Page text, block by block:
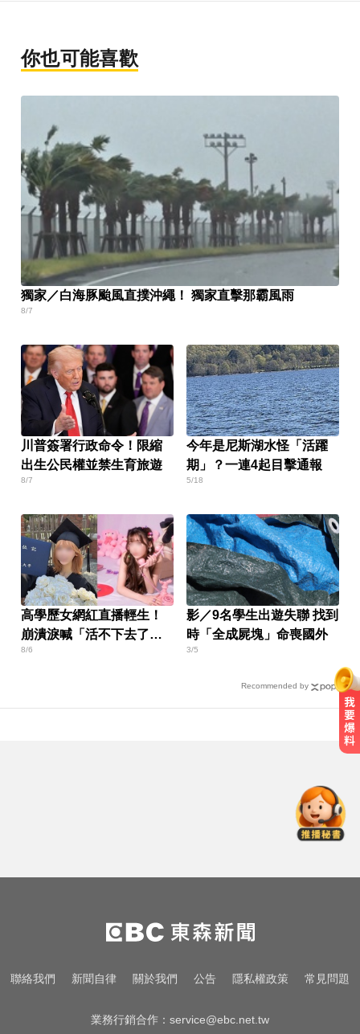
你也可能喜歡
獨家／白海豚颱風直撲沖繩！ 獨家直擊那霸風雨
8/7
川普簽署行政命令！限縮
出生公民權並禁生育旅遊
8/7
今年是尼斯湖水怪「活躍
期」？一連4起目擊通報
5/18
高學歷女網紅直播輕生！
崩潰淚喊「活不下去了」
仍遭網暴
8/6
影／9名學生出遊失聯 找到
時「全成屍塊」命喪國外
3/5
Recommended by
支持政府政策
NBA／灰熊前鋒克拉克死因出爐 法
醫認定毒品意外
台中市長選情！江啟臣38.2%領先何
聯絡我們 新聞自律 關於我們 公告 隱私權政策 常見問題
業務行銷合作： service@ebc.net.tw